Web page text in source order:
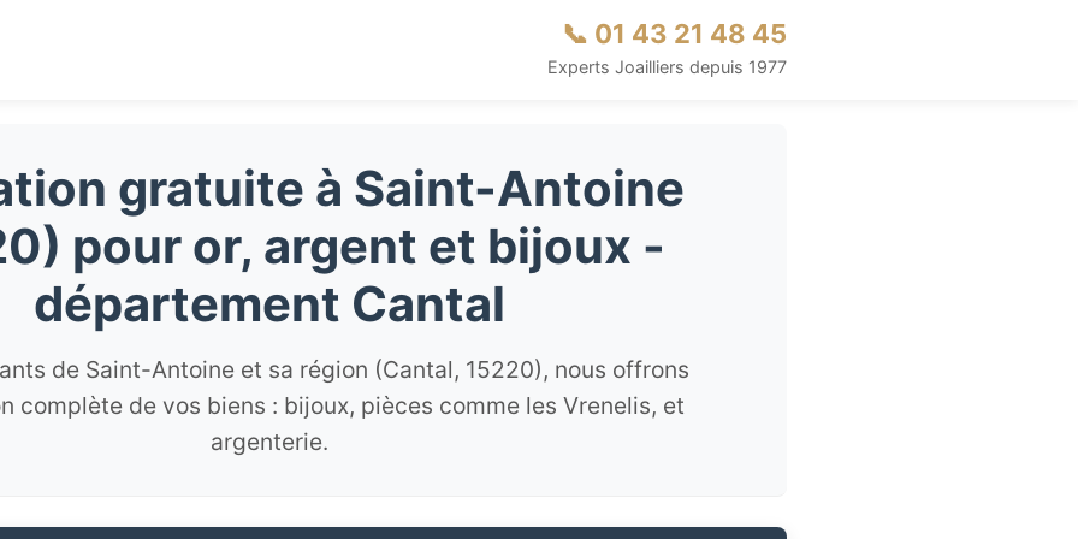
📞 01 43 21 48 45
Experts Joailliers depuis 1977
gratuite à Saint-Antoine
pour or, argent et bijoux -
département Cantal
de Saint-Antoine et sa région (Cantal, 15220), nous offrons
complète de vos biens : bijoux, pièces comme les Vrenelis, et
argenterie.